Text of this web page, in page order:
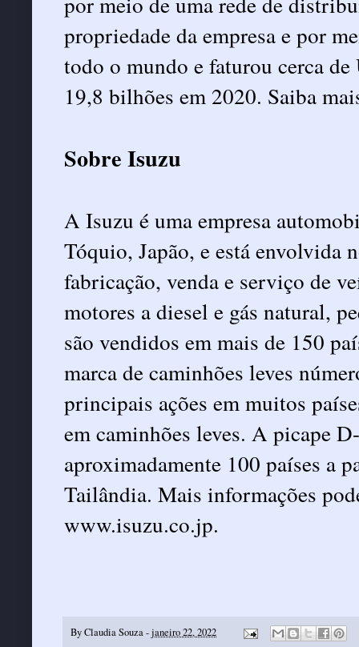
propriedade da empresa e por
todo o mundo e faturou cerca
19,8 bilhões em 2020. Saiba
Sobre Isuzu
A Isuzu é uma empresa
Tóquio, Japão, e está envolvida
fabricação, venda e serviço de
motores a diesel e gás natural,
são vendidos em mais de 150
marca de caminhões leves
principais ações em muitos
em caminhões leves. A picape
aproximadamente 100 países a
Tailândia. Mais informações
www.isuzu.co.jp.
ByClaudia Souza-janeiro 22, 2022